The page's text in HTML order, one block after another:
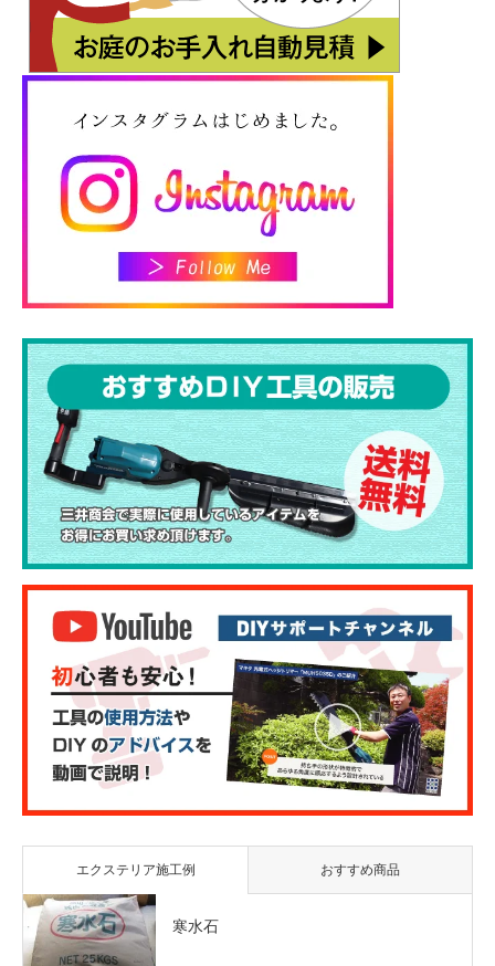
エクステリア施工例 おすすめ商品
寒水石